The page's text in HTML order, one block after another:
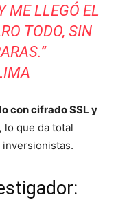
ME LLEGÓ EL
TODO, SIN
con cifrado SSL y
lo que da total